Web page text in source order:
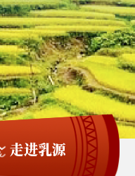
走进乳源